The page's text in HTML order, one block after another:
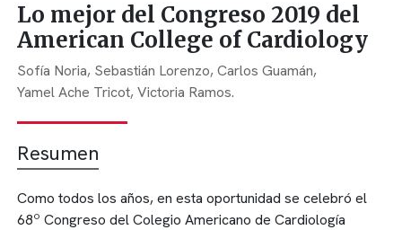
Lo mejor del Congreso 2019 del
American College of Cardiology
Sofía Noria, Sebastián Lorenzo,Carlos Guamán,
Yamel Ache Tricot,Victoria Ramos.
Resumen
Como todos los años, en esta oportunidad se celebró el
68º Congreso del Colegio Americano de Cardiología